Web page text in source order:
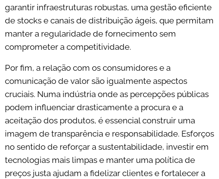
garantir infraestruturas robustas, uma gestão eficiente
de stocks e canais de distribuição ágeis, que permitam
manter a regularidade de fornecimento sem
comprometer a competitividade.
Por fim, a relação com os consumidores e a
comunicação de valor são igualmente aspectos
cruciais. Numa indústria onde as percepções públicas
podem influenciar drasticamente a procura e a
aceitação dos produtos, é essencial construir uma
imagem de transparência e responsabilidade. Esforços
no sentido de reforçar a sustentabilidade, investir em
tecnologias mais limpas e manter uma política de
preços justa ajudam a fidelizar clientes e fortalecer a